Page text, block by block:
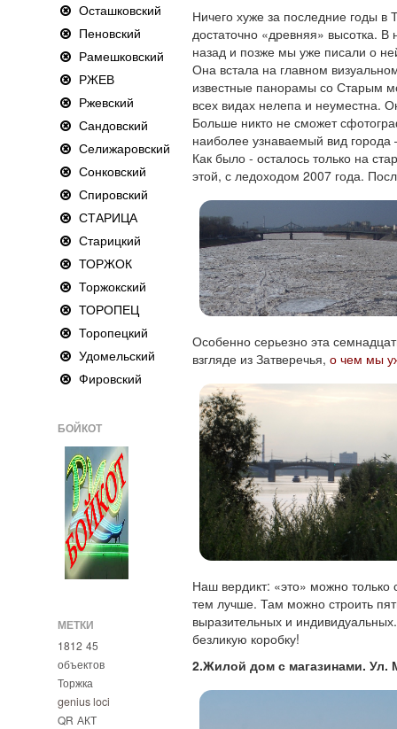
Осташковский
Пеновский
Рамешковский
РЖЕВ
Ржевский
Сандовский
Селижаровский
Сонковский
Спировский
СТАРИЦА
Старицкий
ТОРЖОК
Торжокский
ТОРОПЕЦ
Торопецкий
Удомельский
Фировский
БОЙКОТ
МЕТКИ
1812 45
объектов
Торжка
genius loci
QR АКТ
Ничего хуже за последние годы в
достаточно «древняя» высотка.
назад и позже мы уже писали о
Она встала на главном
известные панорамы со Старым
всех видах нелепа и неуместна.
Больше никто не сможет
наиболее узнаваемый вид города
Как было - осталось только на
этой, с ледоходом 2007 года.
Особенно серьезно эта
взгляде из Затверечья, о чем мы
Наш вердикт: «это» можно
тем лучше. Там можно строить
выразительных и
безликую коробку!
2.Жилой дом с магазинами. Ул.